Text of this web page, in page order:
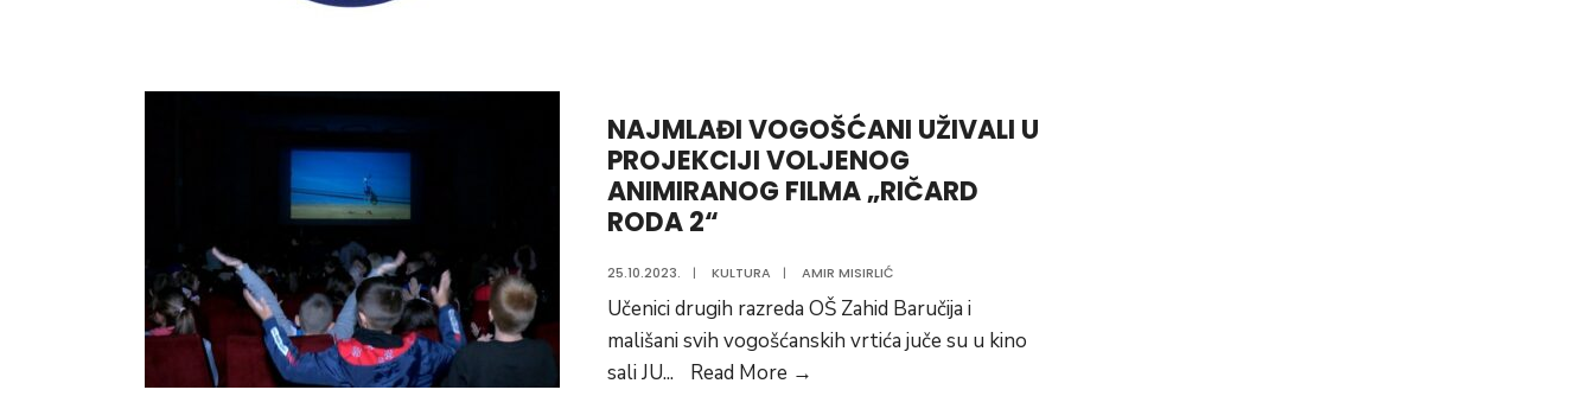
mreži
dan
NAJMLAĐI VOGOŠĆANI UŽIVALI U
PROJEKCIJI VOLJENOG
ANIMIRANOG FILMA „RIČARD
RODA 2“
25.10.2023. | KULTURA | AMIR MISIRLIĆ
Učenici drugih razreda OŠ Zahid Baručija i
mališani svih vogošćanskih vrtića juče su u kino
sali JU... Read More →